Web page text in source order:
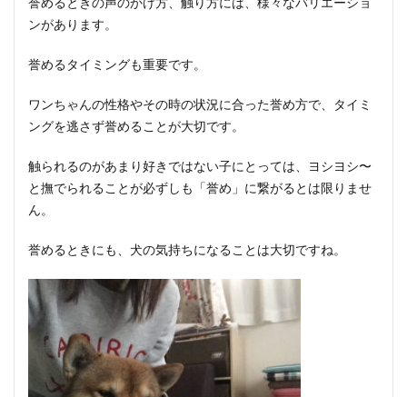
ンがあります。
誉めるタイミングも重要です。
ワンちゃんの性格やその時の状況に合った誉め方で、タイミ
ングを逃さず誉めることが大切です。
触られるのがあまり好きではない子にとっては、ヨシヨシ〜
と撫でられることが必ずしも「誉め」に繋がるとは限りませ
ん。
誉めるときにも、犬の気持ちになることは大切ですね。